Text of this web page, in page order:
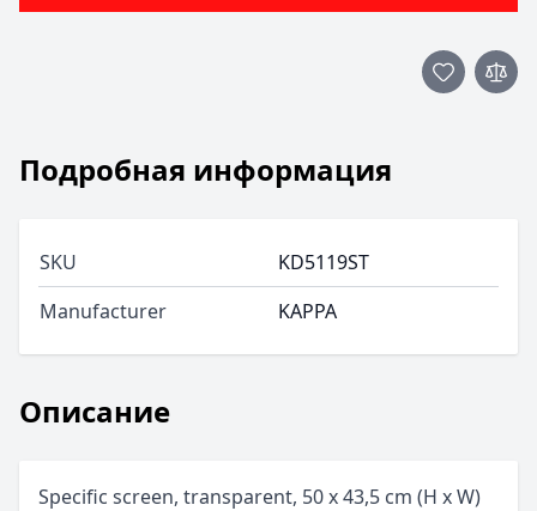
Описание
Specific screen, transparent, 50 x 43,5 cm (H x W)
Подробная информация
SKU
KD5119ST
Manufacturer
KAPPA